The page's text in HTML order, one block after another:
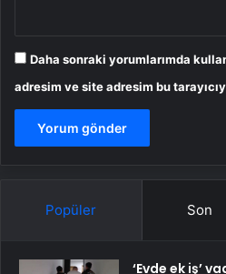
Daha sonraki yorumlarımda
adresim ve site adresim bu
Popüler Son
‘Evde ek iş’